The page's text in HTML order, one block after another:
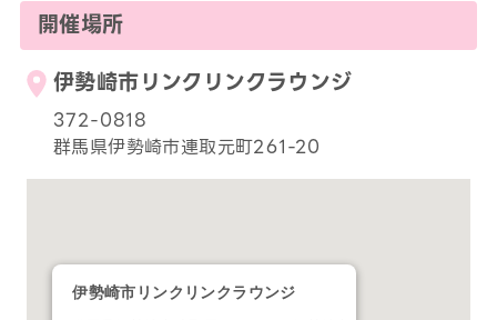
開催場所
伊勢崎市リンクリンクラウンジ
372-0818
群馬県伊勢崎市連取元町261-20
伊勢崎市リンクリンクラウンジ